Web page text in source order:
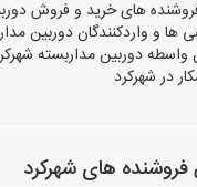
های خرید و فروش
ها و واردکنندگان دوربین
واسطه دوربین مداربسته
در شهرکرد
های شهرکرد